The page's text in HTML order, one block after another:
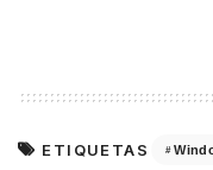
ETIQUETAS